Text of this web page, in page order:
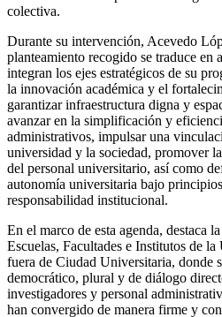
colectiva.
Durante su intervención, Acevedo
planteamiento recogido se traduce en
integran los ejes estratégicos de su
la innovación académica y el
garantizar infraestructura digna y
avanzar en la simplificación y
administrativos, impulsar una
universidad y la sociedad, promover
del personal universitario, así como
autonomía universitaria bajo
responsabilidad institucional.
En el marco de esta agenda, destaca
Escuelas, Facultades e Institutos de
fuera de Ciudad Universitaria, donde
democrático, plural y de diálogo
investigadores y personal
han convergido de manera firme y